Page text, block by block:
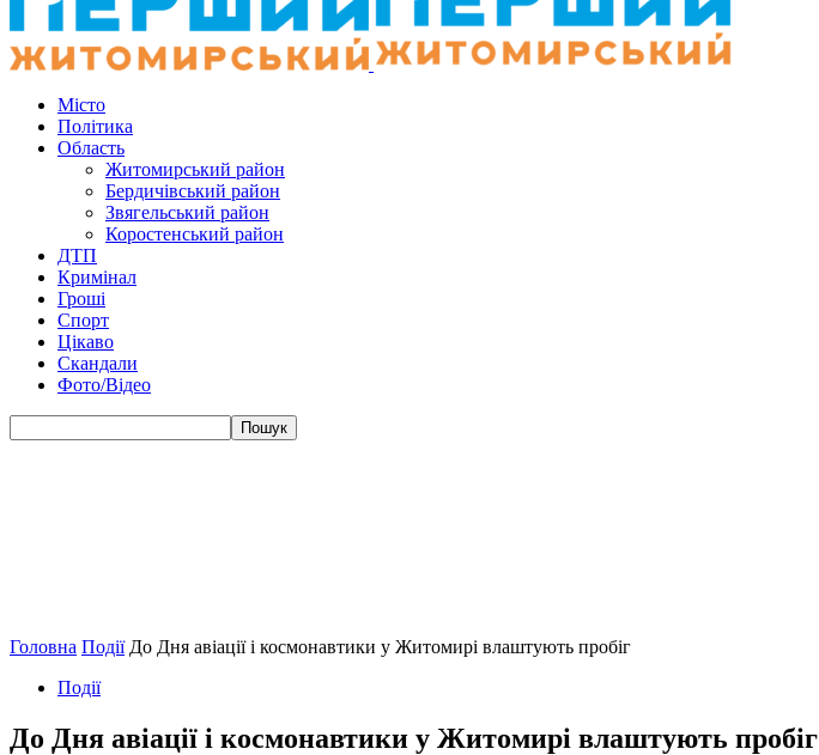
Місто
Політика
Область
Житомирський район
Бердичівський район
Звягельський район
Коростенський район
ДТП
Кримінал
Гроші
Спорт
Цікаво
Скандали
Фото/Відео
Головна Події До Дня авіації і космонавтики у Житомирі влаштують пробіг
Події
До Дня авіації і космонавтики у Житомирі влаштують пробіг